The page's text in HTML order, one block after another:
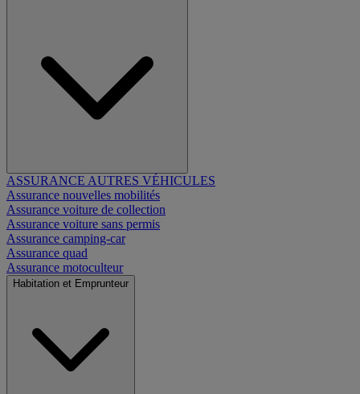
ASSURANCE AUTRES VÉHICULES
Assurance nouvelles mobilités
Assurance voiture de collection
Assurance voiture sans permis
Assurance camping-car
Assurance quad
Assurance motoculteur
Habitation et Emprunteur